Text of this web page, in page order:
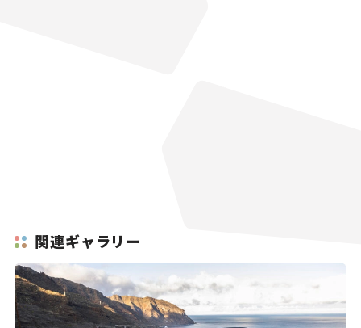
関連ギャラリー